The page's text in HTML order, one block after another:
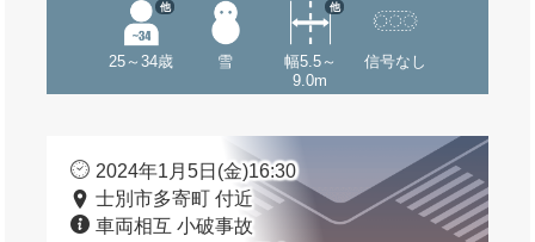
25～34歳
他
雪
幅5.5～
9.0m
他
信号なし
2024年1月5日(金)16:30
士別市多寄町 付近
車両相互 小破事故